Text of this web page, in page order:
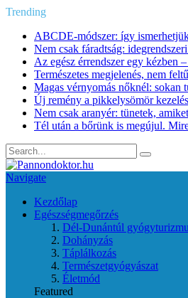
Trending
ABCDE‑módszer: így
Nem csak fáradtság:
Az egész érrendszer egy kézben
Természetes megjelenés, nem
Magas vérnyomás nőknél: sokan
Új remény a pikkelysömör
Nem csak aranyér: tünetek,
Tél után a bőrünk is megújul.
Navigate
Kezdőlap
Egészségmegőrzés
Dél-Dunántúl
Dohányzás
Táplálkozás
Természetgyógyászat
Életmód
Featured